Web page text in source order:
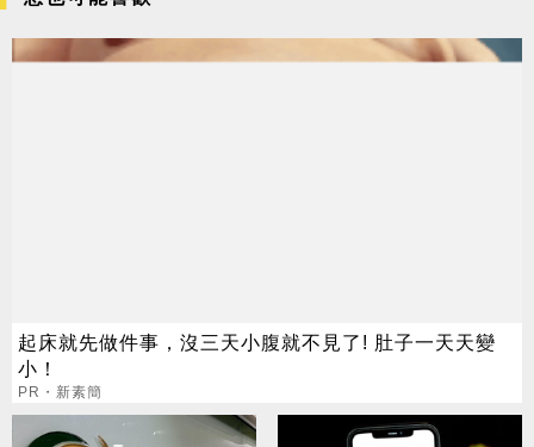
起床就先做件事，沒三天小腹就不見了! 肚子一天天變
小！
PR・新素簡